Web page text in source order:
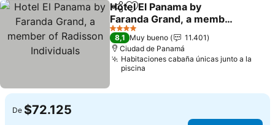
CompartirAgregar a favoritos
Hotel El Panama by
Faranda Grand, a member
of Radisson Individuals
Ver precios
4 Estrellas
8,1 Muy bueno
11.401
Ciudad de Panamá
Habitaciones cabaña únicas junto a la
piscina
De $72.125